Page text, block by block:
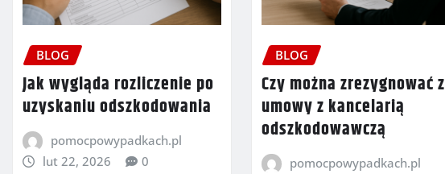
BLOG
Jak wygląda rozliczenie po
uzyskaniu odszkodowania
pomocpowypadkach.pl
lut 22, 2026
0
BLOG
Czy można zrezygnować z
umowy z kancelarią
odszkodowawczą
pomocpowypadkach.pl